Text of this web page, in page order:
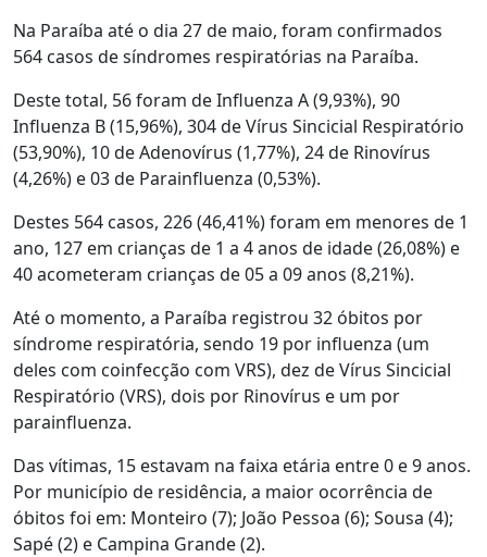
Na Paraíba até o dia 27 de maio, foram confirmados
564 casos de síndromes respiratórias na Paraíba.
Deste total, 56 foram de Influenza A (9,93%), 90
Influenza B (15,96%), 304 de Vírus Sincicial Respiratório
(53,90%), 10 de Adenovírus (1,77%), 24 de Rinovírus
(4,26%) e 03 de Parainfluenza (0,53%).
Destes 564 casos, 226 (46,41%) foram em menores de 1
ano, 127 em crianças de 1 a 4 anos de idade (26,08%) e
40 acometeram crianças de 05 a 09 anos (8,21%).
Até o momento, a Paraíba registrou 32 óbitos por
síndrome respiratória, sendo 19 por influenza (um
deles com coinfecção com VRS), dez de Vírus Sincicial
Respiratório (VRS), dois por Rinovírus e um por
parainfluenza.
Das vítimas, 15 estavam na faixa etária entre 0 e 9 anos.
Por município de residência, a maior ocorrência de
óbitos foi em: Monteiro (7); João Pessoa (6); Sousa (4);
Sapé (2) e Campina Grande (2).